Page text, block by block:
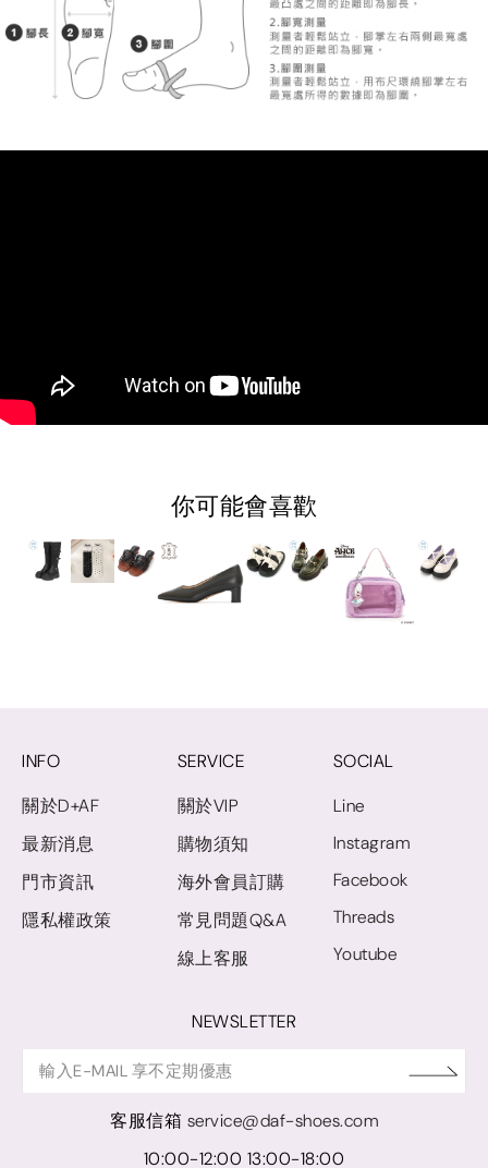
你可能會喜歡
INFO
關於D+AF
最新消息
門市資訊
隱私權政策
SERVICE
關於VIP
購物須知
海外會員訂購
常見問題Q&A
線上客服
SOCIAL
Line
Instagram
Facebook
Threads
Youtube
NEWSLETTER
客服信箱 service@daf-shoes.com
10:00-12:00 13:00-18:00